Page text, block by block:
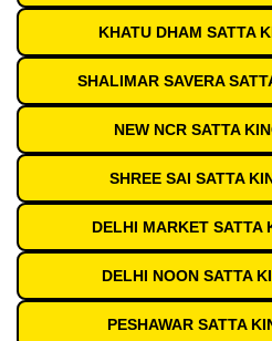
KHATU DHAM SATTA
SHALIMAR SAVERA
NEW NCR SATTA
SHREE SAI SATTA
DELHI MARKET SATTA
DELHI NOON SATTA
PESHAWAR SATTA